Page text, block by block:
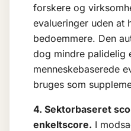
forskere og
evalueringer uden at
bedoemmere. Den
dog mindre palidelig
menneskebaserede
bruges som
4. Sektorbaseret
enkeltscore. I